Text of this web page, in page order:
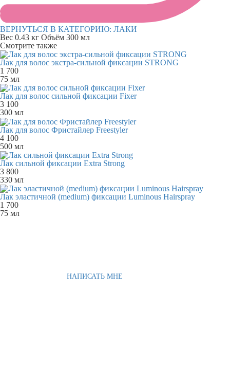
ВЕРНУТЬСЯ В КАТЕГОРИЮ: ЛАКИ
Вес 0.43 кг Объём 300 мл
Смотрите также
Лак для волос экстра-сильной фиксации STRONG
1 700
75 мл
Лак для волос сильной фиксации Fixer
3 100
300 мл
Лак для волос Фристайлер Freestyler
4 100
500 мл
Лак сильной фиксации Extra Strong
3 800
330 мл
Лак эластичной (medium) фиксации Luminous Hairspray
1 700
75 мл
НАПИСАТЬ МНЕ